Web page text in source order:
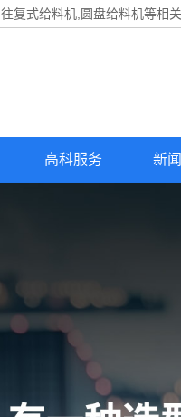
,往复式给料机,圆盘给料机等相
高科服务 新